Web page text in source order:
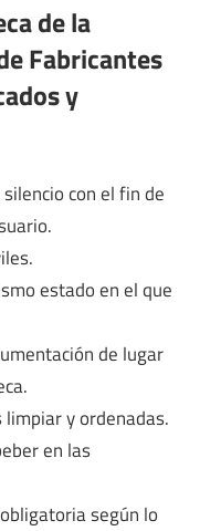
de la
Fabricantes
y
con el fin de
estado en el que
de lugar
y ordenadas.
en las
según lo